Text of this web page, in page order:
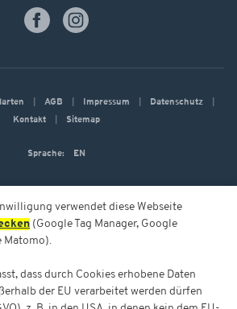
AGB Impressum
Datenschutz
Kontakt
Sitemap
Sprache: EN
verwendet diese Webseite
(Google Tag Manager, Google
Matomo).
dass durch Cookies erhobene Daten
der EU verarbeitet werden dürfen